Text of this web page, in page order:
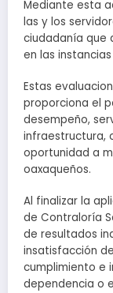
Mediante esta
las y los
ciudadanía que
en las
Estas
proporciona el
desempeño,
infraestructura,
oportunidad a
oaxaqueños.
Al finalizar la
de Contraloría
de resultados
insatisfacción
cumplimiento e
dependencia o